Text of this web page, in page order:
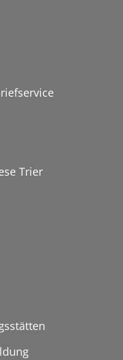
Trier